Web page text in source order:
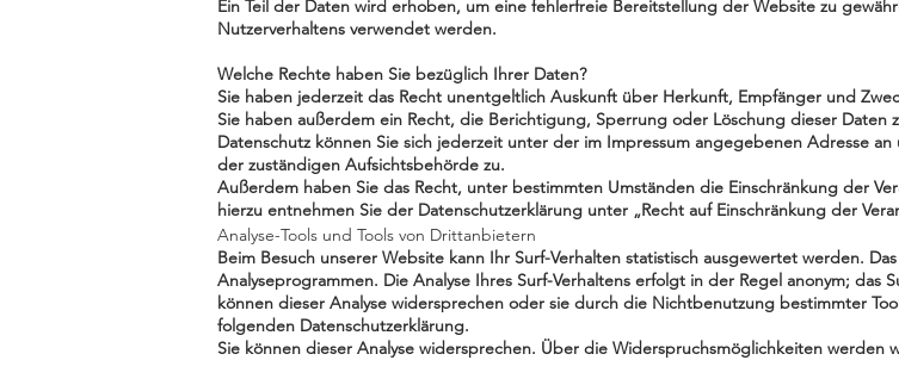
Ein Teil der Daten wird erhoben, um eine fehlerfreie Bereitstellung der Website zu
Nutzerverhaltens verwendet werden.
Welche Rechte haben Sie bezüglich Ihrer Daten?
Sie haben jederzeit das Recht unentgeltlich Auskunft über Herkunft, Empfänger und
Sie haben außerdem ein Recht, die Berichtigung, Sperrung oder Löschung dieser Daten
Datenschutz können Sie sich jederzeit unter der im Impressum angegebenen Adresse
der zuständigen Aufsichtsbehörde zu.
Außerdem haben Sie das Recht, unter bestimmten Umständen die Einschränkung der
hierzu entnehmen Sie der Datenschutzerklärung unter „Recht auf Einschränkung der
Analyse-Tools und Tools von Drittanbietern
Beim Besuch unserer Website kann Ihr Surf-Verhalten statistisch ausgewertet werden.
Analyseprogrammen. Die Analyse Ihres Surf-Verhaltens erfolgt in der Regel anonym; das
können dieser Analyse widersprechen oder sie durch die Nichtbenutzung bestimmter
folgenden Datenschutzerklärung.
Sie können dieser Analyse widersprechen. Über die Widerspruchsmöglichkeiten werden